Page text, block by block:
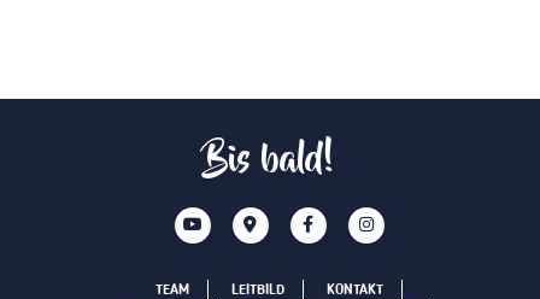
Bis bald!
TEAM LEITBILD
KONTAKT